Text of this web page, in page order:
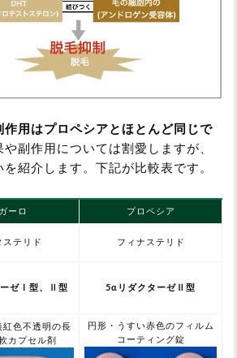
作用はプロペシアとほとんど同じで
副作用については割愛しますが、
紹介します。下記が比較表です。
ーロ プロペシア
ステリド フィナステリド
ーゼⅠ型、Ⅱ型 5αリダクターゼⅡ型
紅色不透明の長
カプセル剤
円形・うすい赤色のフィルム
コーティング錠